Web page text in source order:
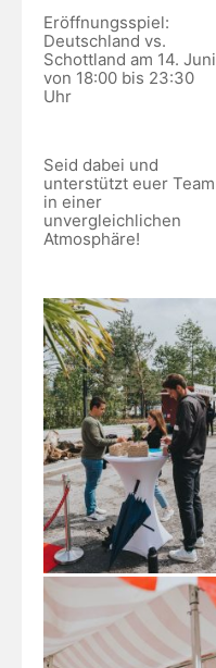
Eröffnungsspiel:
Deutschland vs.
Schottland am 14. Juni
von 18:00 bis 23:30
Uhr
Seid dabei und
unterstützt euer Team
in einer
unvergleichlichen
Atmosphäre!